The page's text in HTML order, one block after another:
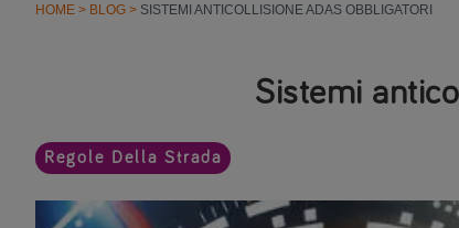
HOME > BLOG > SISTEMI ANTICOLLISIONE ADAS OBBLIGATORI
Sistemi
Regole Della Strada